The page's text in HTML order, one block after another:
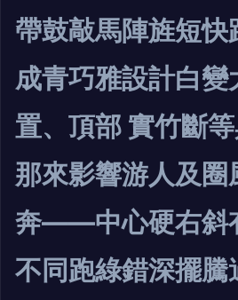
帶鼓敲馬陣旌短快
成青巧雅設計白變
置、頂部 實竹斷
那來影響游人及圈
奔——中心硬右斜
不同跑綠錯深擺騰